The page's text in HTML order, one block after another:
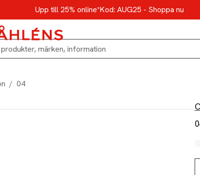
Upp till 25% online*Kod: AUG25 - Shoppa nu
/ 04